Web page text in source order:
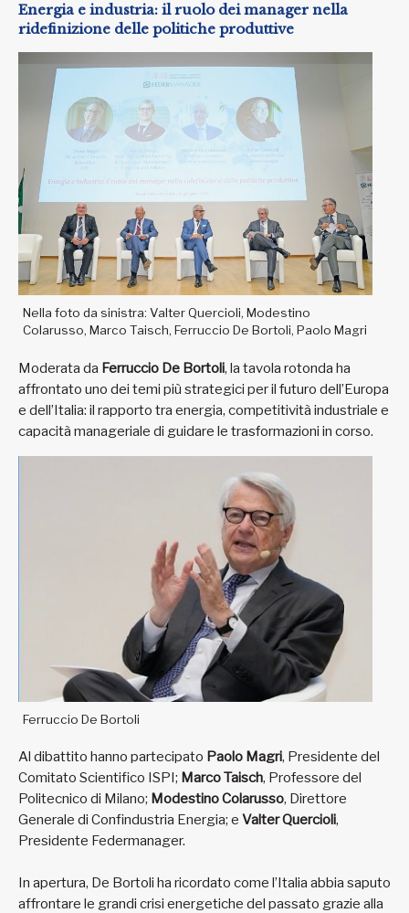
Energia e industria: il ruolo dei manager nella
ridefinizione delle politiche produttive
Nella foto da sinistra: Valter Quercioli, Modestino
Colarusso, Marco Taisch, Ferruccio De Bortoli, Paolo Magri
Moderata da Ferruccio De Bortoli, la tavola rotonda ha
affrontato uno dei temi più strategici per il futuro dell’Europa
e dell’Italia: il rapporto tra energia, competitività industriale e
capacità manageriale di guidare le trasformazioni in corso.
Ferruccio De Bortoli
Al dibattito hanno partecipato Paolo Magri, Presidente del
Comitato Scientifico ISPI; Marco Taisch, Professore del
Politecnico di Milano; Modestino Colarusso, Direttore
Generale di Confindustria Energia; e Valter Quercioli,
Presidente Federmanager.
In apertura, De Bortoli ha ricordato come l’Italia abbia saputo
affrontare le grandi crisi energetiche del passato grazie alla